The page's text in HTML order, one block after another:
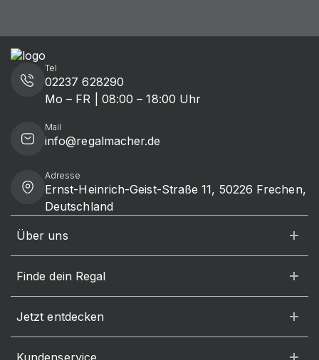
Tel
02237 628290
Mo – FR | 08:00 – 18:00 Uhr
Mail
info@regalmacher.de
Adresse
Ernst-Heinrich-Geist-Straße 11, 50226 Frechen,
Deutschland
Über uns
Finde dein Regal
Jetzt entdecken
Kundenservice